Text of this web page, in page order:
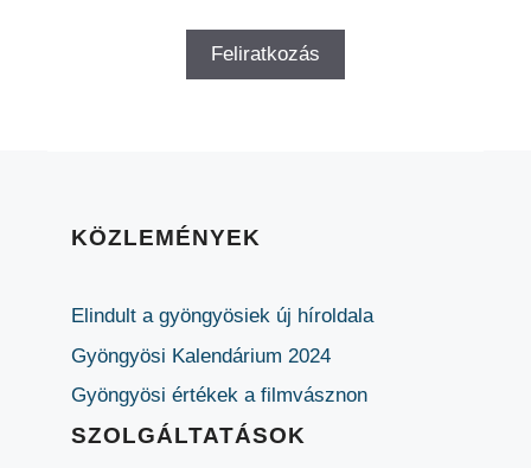
KÖZLEMÉNYEK
Elindult a gyöngyösiek új híroldala
Gyöngyösi Kalendárium 2024
Gyöngyösi értékek a filmvásznon
SZOLGÁLTATÁSOK